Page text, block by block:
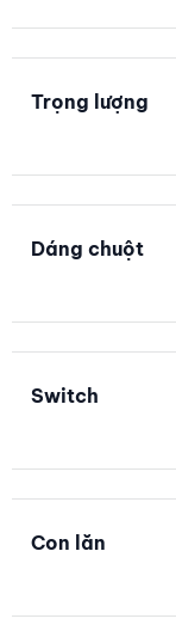
Trọng lượng
Dáng chuột
Switch
Con lăn